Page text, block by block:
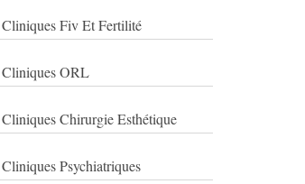
Cliniques Fiv Et Fertilité
Cliniques ORL
Cliniques Chirurgie Esthétique
Cliniques Psychiatriques